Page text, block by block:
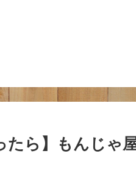
たら】もんじゃ